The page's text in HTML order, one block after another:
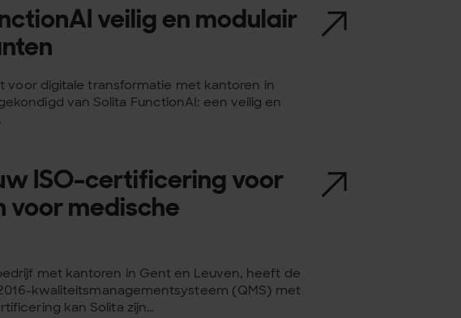
veilig en modulair
voor digitale transformatie met kantoren in
van Solita FunctionAI: een veilig en
ISO-certificering voor
medische
met kantoren in Gent en Leuven, heeft de
kwaliteitsmanagementsysteem (QMS) met
kan Solita zijn...